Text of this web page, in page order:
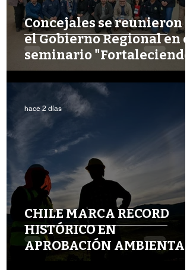
Concejales se reunieron
el Gobierno Regional en el
seminario "Fortaleciendo
la Gestión Local en Aysén"
CHILE MARCA RECORD
HISTÓRICO EN
APROBACIÓN AMBIENTAL
DE INVERSIONES
hace 2 días